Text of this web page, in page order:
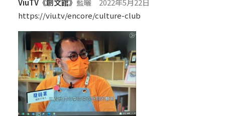
ViuTV《創文館》 藍曬 2022年5月22日
https://viu.tv/encore/culture-club